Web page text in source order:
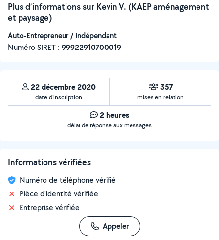
Plus d’informations sur Kevin V. (KAEP aménagement
et paysage)
Auto-Entrepreneur / Indépendant
Numéro SIRET : ‍99922910700019
22 décembre 2020
date d’inscription
357
mises en relation
2 heures
délai de réponse aux messages
Informations vérifiées
Numéro de téléphone vérifié
Pièce d'identité vérifiée
Entreprise vérifiée
Appeler